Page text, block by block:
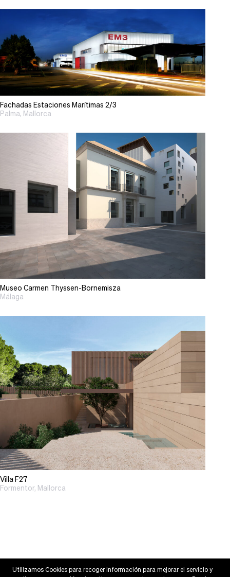
Utilizamos Cookies para recoger información para mejorar el servicio y
Fachadas Estaciones Marítimas 2/3
Palma, Mallorca
Museo Carmen Thyssen-Bornemisza
Málaga
Villa F27
Formentor, Mallorca